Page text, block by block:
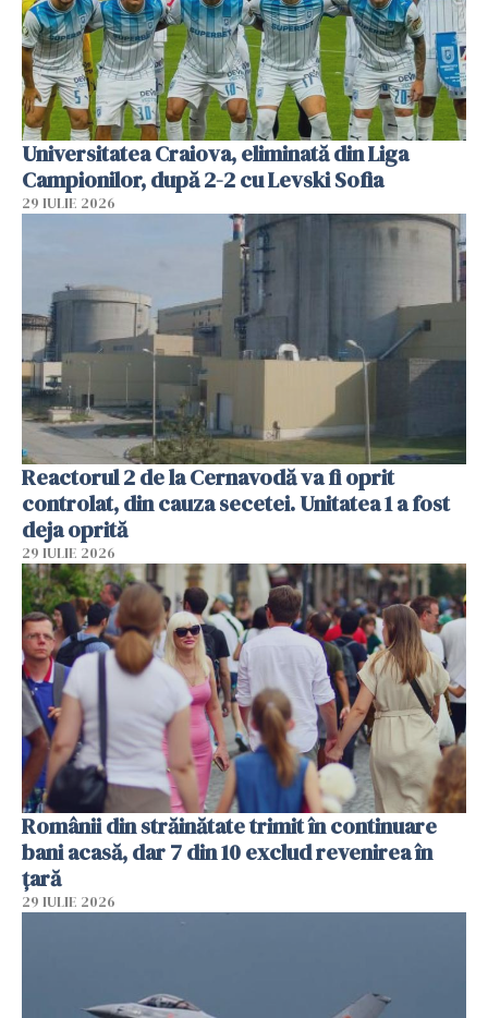
Universitatea Craiova, eliminată din Liga
Campionilor, după 2-2 cu Levski Sofia
29 IULIE 2026
Reactorul 2 de la Cernavodă va fi oprit
controlat, din cauza secetei. Unitatea 1 a fost
deja oprită
29 IULIE 2026
Românii din străinătate trimit în continuare
bani acasă, dar 7 din 10 exclud revenirea în
țară
29 IULIE 2026